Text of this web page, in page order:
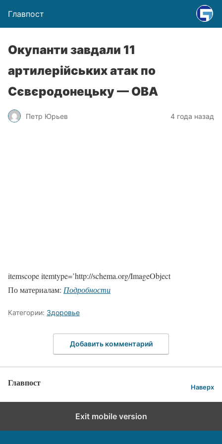
Главпост
Окупанти завдали 11
артилерійських атак по
Сєвєродонецьку — ОВА
Петр Юрьев 4 года назад
itemscope itemtype=’http://schema.org/ImageObject
По материалам: Подробности
Категории: Здоровье
Добавить комментарий
Главпост Наверх
Exit mobile version